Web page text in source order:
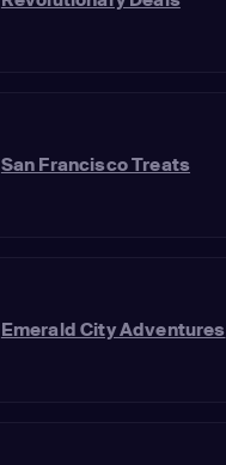
San Francisco Treats
Emerald City Adventures